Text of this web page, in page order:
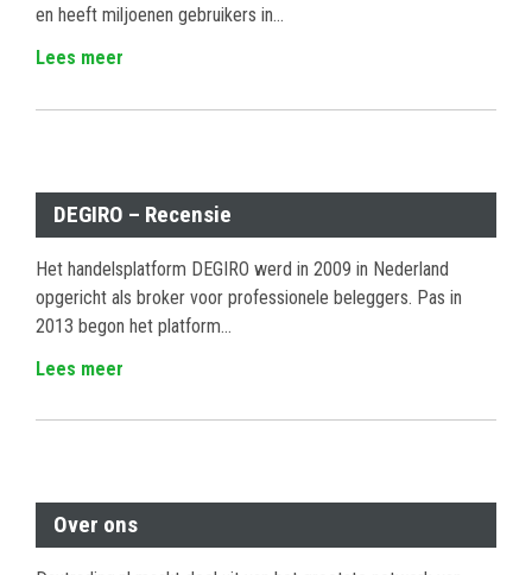
en heeft miljoenen gebruikers in...
Lees meer
DEGIRO – Recensie
Het handelsplatform DEGIRO werd in 2009 in Nederland
opgericht als broker voor professionele beleggers. Pas in
2013 begon het platform...
Lees meer
Over ons